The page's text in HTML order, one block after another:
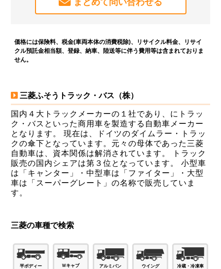
まとめて問い合わせる
価格には保険料、税金(車両本体の消費税除)、リサイクル料金、リサイ
クル預託金相当額、登録、納車、陸送等に伴う費用等は含まれておりま
せん。
三菱ふそうトラック・バス（株）
国内４大トラックメーカーの１社であり、にトラッ
ク・バスといった商用車を製造する自動車メーカー
となります。 現在は、ドイツのダイムラー・トラッ
クの傘下となっています。元々の母体であった三菱
自動車は、資本関係は解消されています。 トラック
販売の国内シェアは第３位となっています。 小型車
は「キャンター」・中型車は「ファイター」・大型
車は「スーパーグレート」の名称で販売していま
す。
三菱の車種で検索
平ボディー Ｗキャブ アルミバン ウイング 冷蔵・冷凍車